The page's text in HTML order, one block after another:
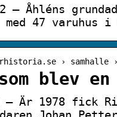
— Åhléns
med 47
› samhalle
blev
— Är 1978 fick